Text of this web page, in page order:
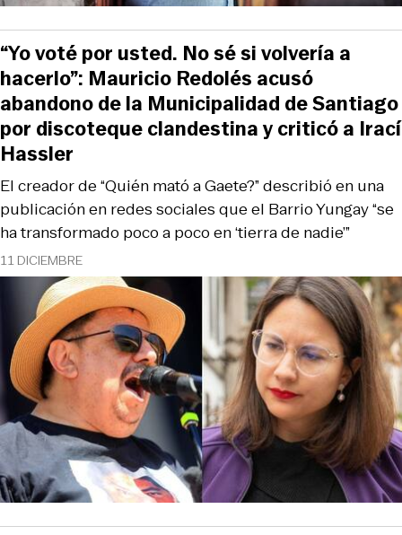
11 DICIEMBRE
El creador de “Quién mató a Gaete?” describió en una
publicación en redes sociales que el Barrio Yungay “se
ha transformado poco a poco en ‘tierra de nadie’”
“Yo voté por usted. No sé si volvería a
hacerlo”: Mauricio Redolés acusó
abandono de la Municipalidad de Santiago
por discoteque clandestina y criticó a Irací
Hassler